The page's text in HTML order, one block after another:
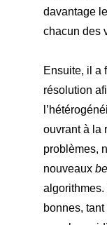
davantage
chacun des
Ensuite, il a
résolution
ouvrant à la
problèmes,
nouveaux
bonnes,